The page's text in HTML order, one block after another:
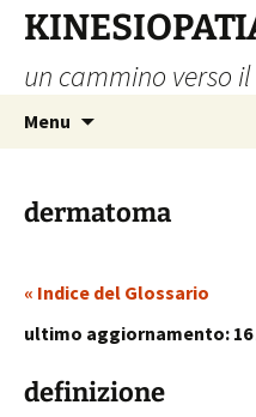
contenuto
un cammino verso
Menu
dermatoma
« Indice del Glossario
ultimo aggiornamento: 16
definizione